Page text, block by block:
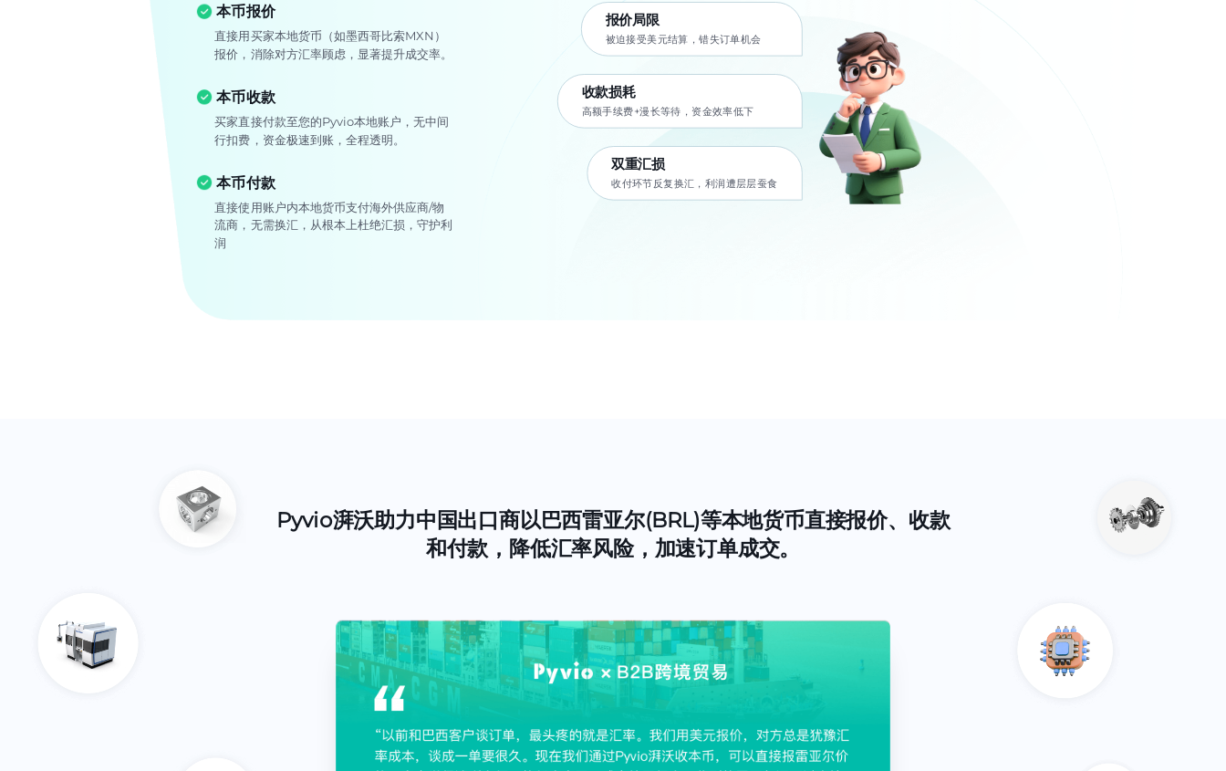
本币报价
直接用买家本地货币（如墨西哥比索MXN）
报价，消除对方汇率顾虑，显著提升成交率。
本币收款
买家直接付款至您的Pyvio本地账户，无中间
行扣费，资金极速到账，全程透明。
本币付款
直接使用账户内本地货币支付海外供应商/物
流商，无需换汇，从根本上杜绝汇损，守护利
润
报价局限
被迫接受美元结算，错失订单机会
收款损耗
高额手续费+漫长等待，资金效率低下
双重汇损
收付环节反复换汇，利润遭层层蚕食
Pyvio湃沃助力中国出口商以巴西雷亚尔(BRL)等本地货币直接报价、收款
和付款，降低汇率风险，加速订单成交。